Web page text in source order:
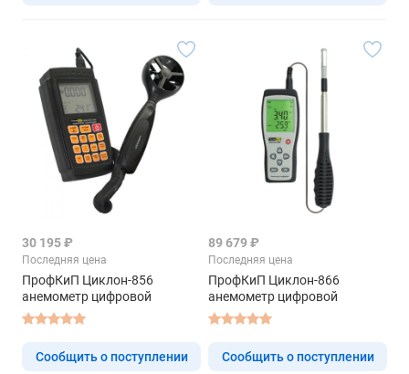
30 195 ₽
Последняя цена
ПрофКиП Циклон-856
анемометр цифровой
Сообщить о поступлении
89 679 ₽
Последняя цена
ПрофКиП Циклон-866
анемометр цифровой
Сообщить о поступлении